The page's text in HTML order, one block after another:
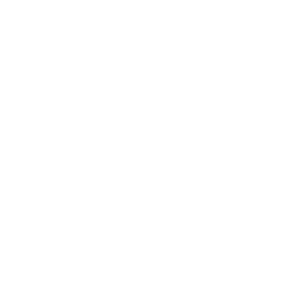
famigerato per le
, in cui i prigionieri venivano
rimasto: una torre sul Lambro,
Villa Durini e poi il palazzo